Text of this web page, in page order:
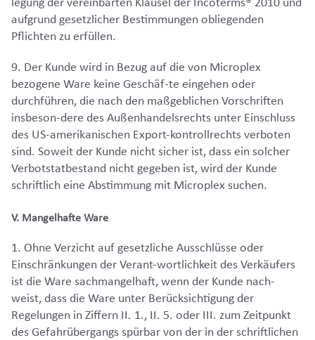
aufgrund gesetzlicher Bestimmungen obliegenden
Pflichten zu erfüllen.
9. Der Kunde wird in Bezug auf die von Microplex
bezogene Ware keine Geschäf-te eingehen oder
durchführen, die nach den maßgeblichen Vorschriften
insbeson-dere des Außenhandelsrechts unter Einschluss
des US-amerikanischen Export-kontrollrechts verboten
sind. Soweit der Kunde nicht sicher ist, dass ein solcher
Verbotstatbestand nicht gegeben ist, wird der Kunde
schriftlich eine Abstimmung mit Microplex suchen.
V. Mangelhafte Ware
1. Ohne Verzicht auf gesetzliche Ausschlüsse oder
Einschränkungen der Verant-wortlichkeit des Verkäufers
ist die Ware sachmangelhaft, wenn der Kunde nach-
weist, dass die Ware unter Berücksichtigung der
Regelungen in Ziffern II. 1., II. 5. oder III. zum Zeitpunkt
des Gefahrübergangs spürbar von der in der schriftlichen